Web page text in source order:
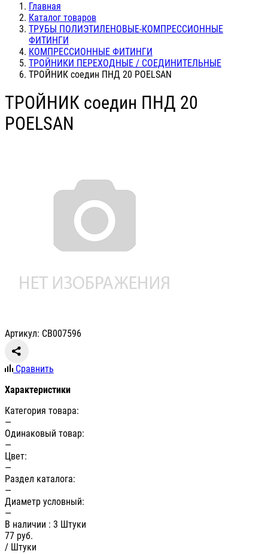
Главная
Каталог товаров
ТРУБЫ ПОЛИЭТИЛЕНОВЫЕ-КОМПРЕССИОННЫЕ
ФИТИНГИ
КОМПРЕССИОННЫЕ ФИТИНГИ
ТРОЙНИКИ ПЕРЕХОДНЫЕ / СОЕДИНИТЕЛЬНЫЕ
ТРОЙНИК соедин ПНД 20 POELSAN
ТРОЙНИК соедин ПНД 20
POELSAN
Артикул: СВ007596
Сравнить
Характеристики
Категория товара:
—
Одинаковый товар:
—
Цвет:
—
Раздел каталога:
—
Диаметр условный:
—
В наличии : 3 Штуки
77 руб.
/ Штуки